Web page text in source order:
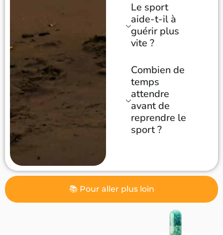
📚 Pour aller plus loin
Le sport
aide-t-il à
guérir plus
vite ?
Combien de
temps
attendre
avant de
reprendre le
sport ?